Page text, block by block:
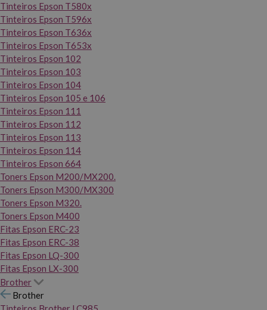
Tinteiros Epson T580x
Tinteiros Epson T596x
Tinteiros Epson T636x
Tinteiros Epson T653x
Tinteiros Epson 102
Tinteiros Epson 103
Tinteiros Epson 104
Tinteiros Epson 105 e 106
Tinteiros Epson 111
Tinteiros Epson 112
Tinteiros Epson 113
Tinteiros Epson 114
Tinteiros Epson 664
Toners Epson M200/MX200.
Toners Epson M300/MX300
Toners Epson M320.
Toners Epson M400
Fitas Epson ERC-23
Fitas Epson ERC-38
Fitas Epson LQ-300
Fitas Epson LX-300
Brother
Brother